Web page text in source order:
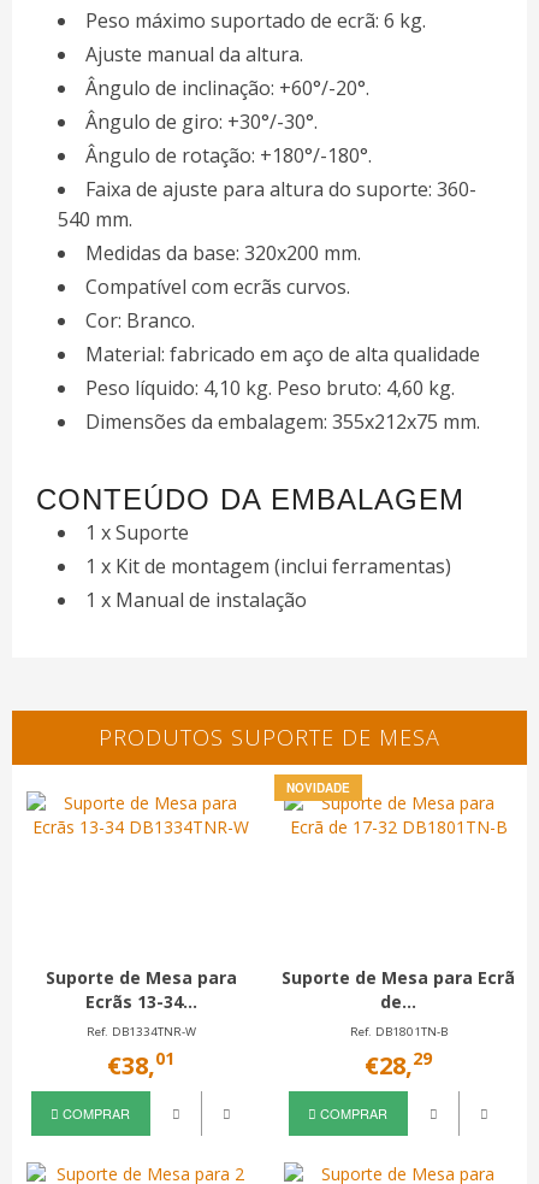
Peso máximo suportado de ecrã: 6 kg.
Ajuste manual da altura.
Ângulo de inclinação: +60°/-20°.
Ângulo de giro: +30°/-30°.
Ângulo de rotação: +180°/-180°.
Faixa de ajuste para altura do suporte: 360-
540 mm.
Medidas da base: 320x200 mm.
Compatível com ecrãs curvos.
Cor: Branco.
Material: fabricado em aço de alta qualidade
Peso líquido: 4,10 kg. Peso bruto: 4,60 kg.
Dimensões da embalagem: 355x212x75 mm.
CONTEÚDO DA EMBALAGEM
1 x Suporte
1 x Kit de montagem (inclui ferramentas)
1 x Manual de instalação
PRODUTOS SUPORTE DE MESA
de Mesa para
Ecrãs 13-34...
Ref. DB1334TNR-W
01
COMPRAR
NOVIDADE
Suporte de Mesa para Ecrã
Ref. DB1801TN-B
29
COMPRAR